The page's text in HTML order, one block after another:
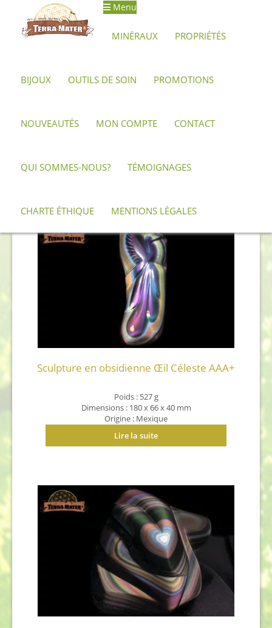
Aller
Aller
au
Menu
MINÉRAUX PROPRIÉTÉS
BIJOUX OUTILS DE SOIN PROMOTIONS
NOUVEAUTÉS MON COMPTE CONTACT
QUI SOMMES-NOUS? TÉMOIGNAGES
CHARTE ÉTHIQUE MENTIONS LÉGALES
Accueil Produits identifiés “Suprema”
Suprema
plus
au
ancien
Sculpture en obsidienne Œil Céleste AAA+
Poids : 527 g
Dimensions : 180 x 66 x 40 mm
Origine : Mexique
Lire la suite